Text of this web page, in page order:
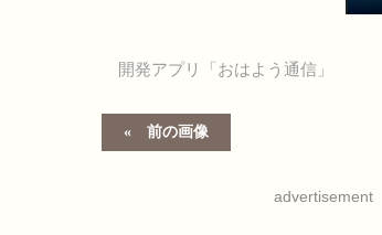
開発アプリ「おはよう通信」
前の画像
advertisement